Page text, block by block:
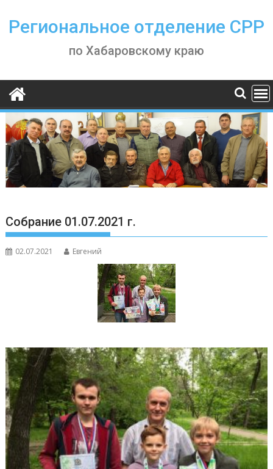
content
Региональное отделение СРР
по Хабаровскому краю
Собрание 01.07.2021 г.
02.07.2021 Евгений